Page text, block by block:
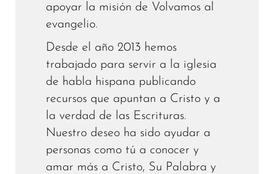
apoyar la misión de Volvamos al
evangelio.
Desde el año 2013 hemos
trabajado para servir a la iglesia
de habla hispana publicando
recursos que apuntan a Cristo y a
la verdad de las Escrituras.
Nuestro deseo ha sido ayudar a
personas como tú a conocer y
amar más a Cristo, Su Palabra y